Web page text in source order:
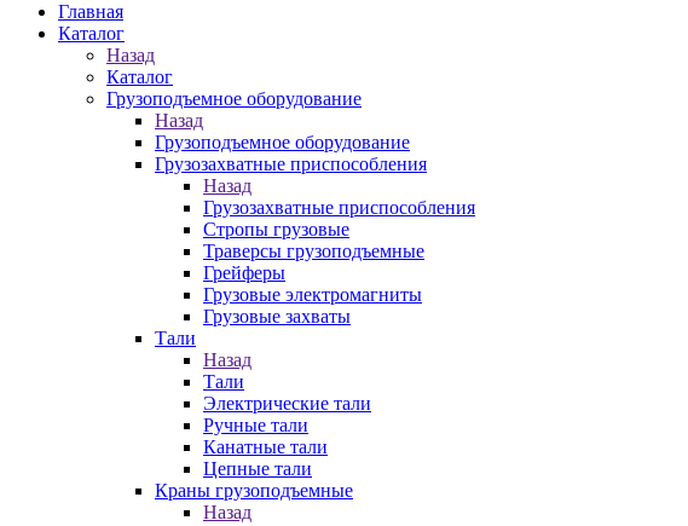
Главная
Каталог
Назад
Каталог
Грузоподъемное оборудование
Назад
Грузоподъемное оборудование
Грузозахватные приспособления
Назад
Грузозахватные приспособления
Стропы грузовые
Траверсы грузоподъемные
Грейферы
Грузовые электромагниты
Грузовые захваты
Тали
Назад
Тали
Электрические тали
Ручные тали
Канатные тали
Цепные тали
Краны грузоподъемные
Назад